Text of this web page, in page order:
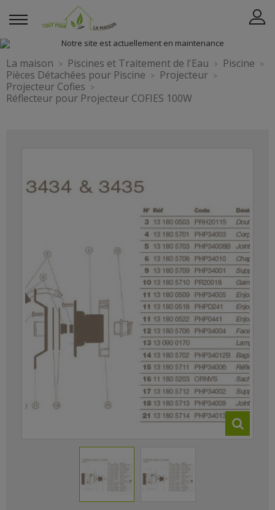
La maison Piscines et Traitement de l'Eau
Piscine
Pièces Détachées pour Piscine
Projecteur
Projecteur Cofies
Réflecteur pour Projecteur COFIES 100W